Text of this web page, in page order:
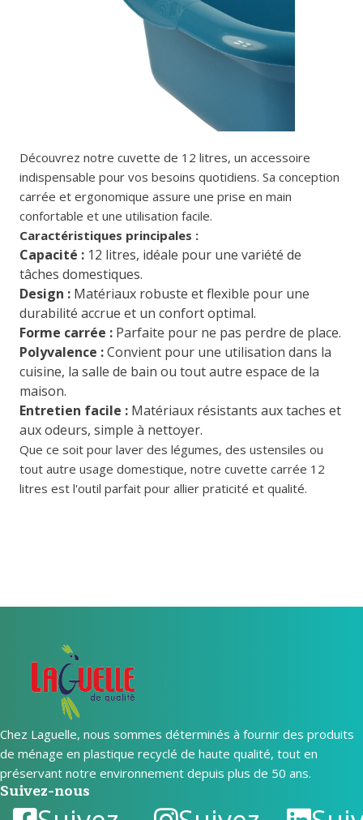
Découvrez notre cuvette de 12 litres, un accessoire
indispensable pour vos besoins quotidiens. Sa conception
carrée et ergonomique assure une prise en main
confortable et une utilisation facile.
Caractéristiques principales :
Capacité : 12 litres, idéale pour une variété de
tâches domestiques.
Design : Matériaux robuste et flexible pour une
durabilité accrue et un confort optimal.
Forme carrée : Parfaite pour ne pas perdre de place.
Polyvalence :Convient pour une utilisation dans la
cuisine, la salle de bain ou tout autre espace de la
maison.
Entretien facile : Matériaux résistants aux taches et
aux odeurs, simple à nettoyer.
Que ce soit pour laver des légumes, des ustensiles ou
tout autre usage domestique, notre cuvette carrée 12
litres est l'outil parfait pour allier praticité et qualité.
Chez Laguelle, nous sommes déterminés à fournir des produits
de ménage en plastique recyclé de haute qualité, tout en
préservant notre environnement depuis plus de 50 ans.
Suivez-nous